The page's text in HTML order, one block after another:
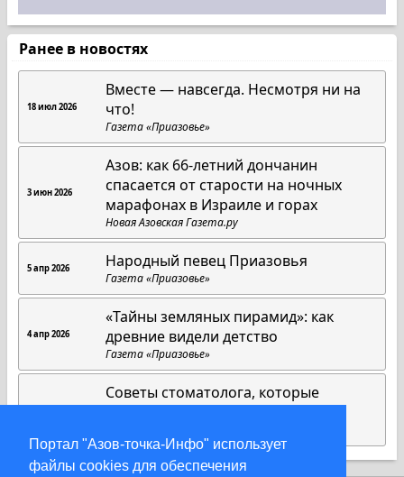
Портал "Азов-точка-Инфо" использует
файлы cookies для обеспечения
Ранее в новостях
18 июл 2026
Вместе — навсегда. Несмотря ни на
что!
Газета «Приазовье»
3 июн 2026
Азов: как 66-летний дончанин
спасается от старости на ночных
марафонах в Израиле и горах
Новая Азовская Газета.ру
5 апр 2026 Народный певец Приазовья
Газета «Приазовье»
4 апр 2026
«Тайны земляных пирамид»: как
древние видели детство
Газета «Приазовье»
Советы стоматолога, которые